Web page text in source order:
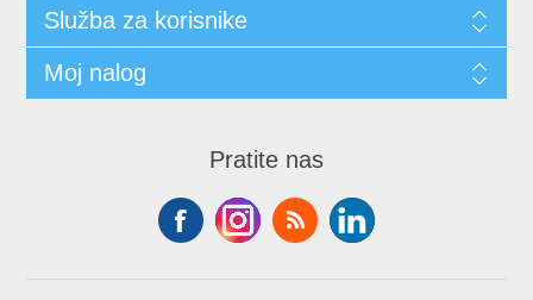
Služba za korisnike
Moj nalog
Pratite nas